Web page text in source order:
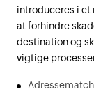
introduceres i et
at forhindre
destination og
vigtige